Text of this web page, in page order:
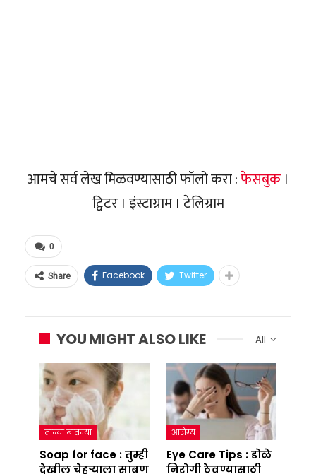
आमचे सर्व लेख मिळवण्यासाठी फॉलो करा :फेसबुक ।
ट्विटर । इंस्टाग्राम । टेलिग्राम
0
Share Facebook Twitter
All
YOU MIGHT ALSO LIKE
ताज्या बातम्या
Soap for face : तुम्ही
देखील चेहऱ्याला साबण
आरोग्य
Eye Care Tips : डोळे
निरोगी ठेवण्यासाठी